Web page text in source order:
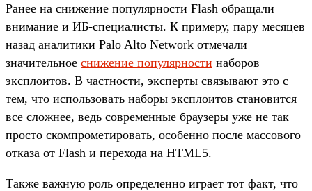
Ранее на снижение популярности Flash обращали
внимание и ИБ-специалисты. К примеру, пару месяцев
назад аналитики Palo Alto Network отмечали
значительное снижение популярности наборов
эксплоитов. В частности, эксперты связывают это с
тем, что использовать наборы эксплоитов становится
все сложнее, ведь современные браузеры уже не так
просто скомпрометировать, особенно после массового
отказа от Flash и перехода на HTML5.
Также важную роль определенно играет тот факт, что